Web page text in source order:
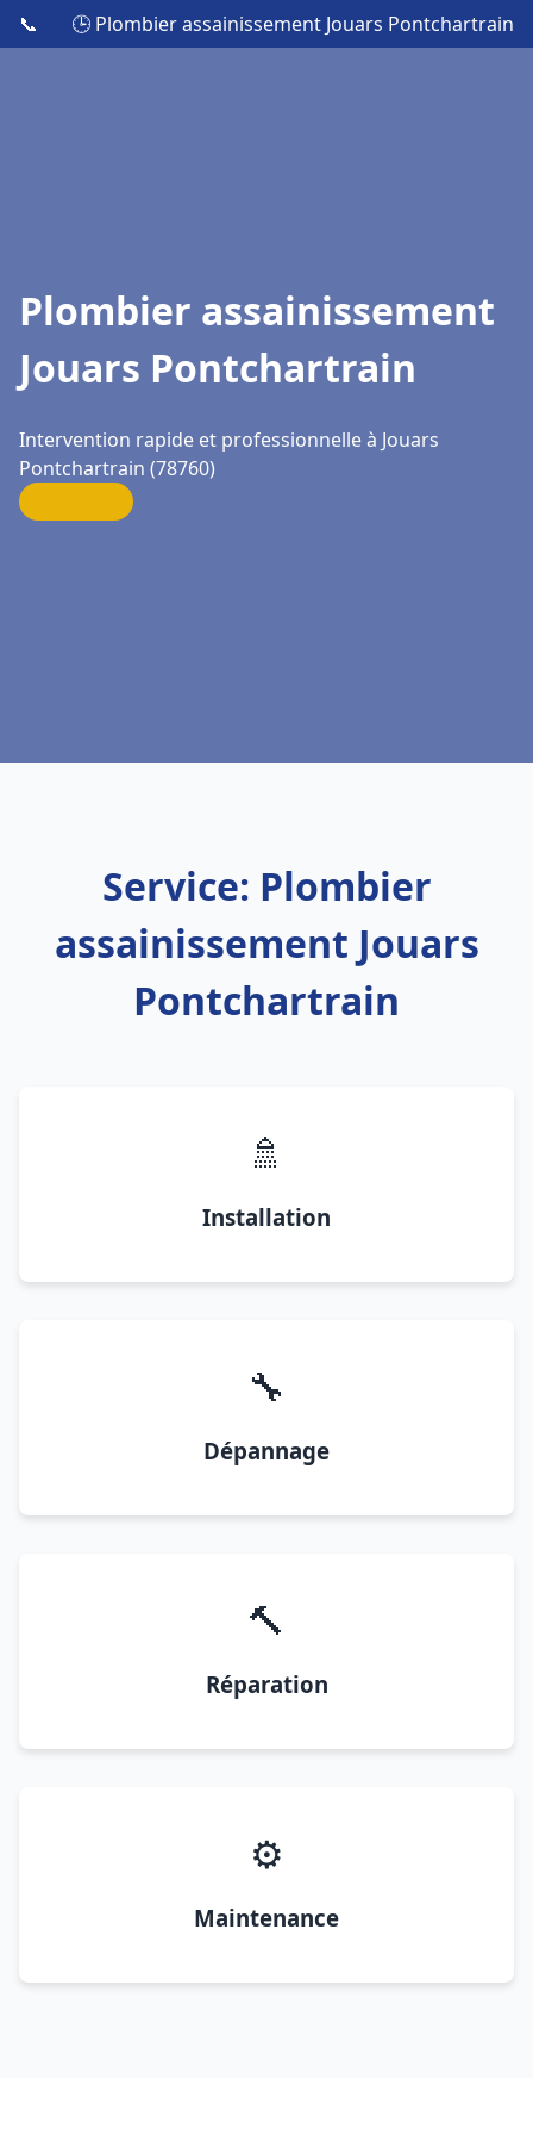
📞 🕒 Plombier assainissement Jouars Pontchartrain
Plombier assainissement
Jouars Pontchartrain
Intervention rapide et professionnelle à Jouars
Pontchartrain (78760)
Service: Plombier
assainissement Jouars
Pontchartrain
🚿
Installation
🔧
Dépannage
🔨
Réparation
⚙️
Maintenance